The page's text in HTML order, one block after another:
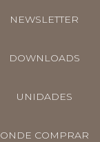
NEWSLETTER
DOWNLOADS
UNIDADES
ONDE COMPRAR